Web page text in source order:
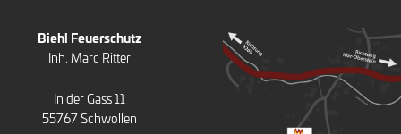
Biehl Feuerschutz
Inh. Marc Ritter
In der Gass 11
55767 Schwollen